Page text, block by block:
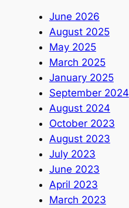
June 2026
August 2025
May 2025
March 2025
January 2025
September 2024
August 2024
October 2023
August 2023
July 2023
June 2023
April 2023
March 2023